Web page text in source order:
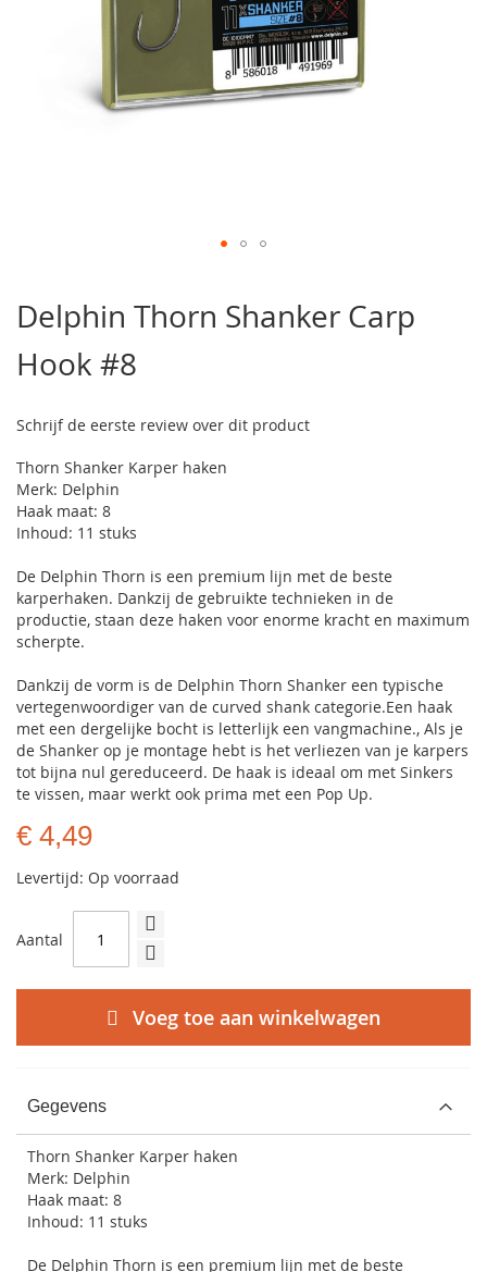
het
begin
van
de
gallerij
Delphin Thorn Shanker Carp
Hook #8
Schrijf de eerste review over dit product
Thorn Shanker Karper haken
Merk: Delphin
Haak maat: 8
Inhoud: 11 stuks
De Delphin Thorn is een premium lijn met de beste
karperhaken. Dankzij de gebruikte technieken in de
productie, staan deze haken voor enorme kracht en maximum
scherpte.
Dankzij de vorm is de Delphin Thorn Shanker een typische
vertegenwoordiger van de curved shank categorie.Een haak
met een dergelijke bocht is letterlijk een vangmachine., Als je
de Shanker op je montage hebt is het verliezen van je karpers
tot bijna nul gereduceerd. De haak is ideaal om met Sinkers
te vissen, maar werkt ook prima met een Pop Up.
€ 4,49
Levertijd: Op voorraad
Aantal
Voeg toe aan winkelwagen
Gegevens
Thorn Shanker Karper haken
Merk: Delphin
Haak maat: 8
Inhoud: 11 stuks
De Delphin Thorn is een premium lijn met de beste